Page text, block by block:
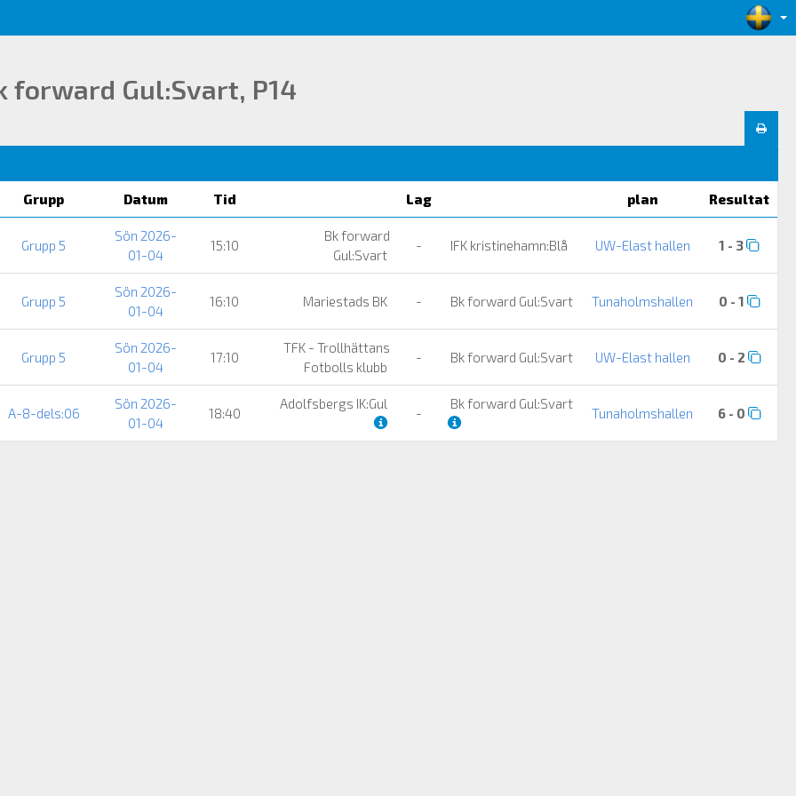
forward Gul:Svart, P14
Grupp Datum Tid Lag plan Resultat
Grupp 5
Sön 2026-
01-04
15:10
Bk forward
Gul:Svart
- IFK kristinehamn:Blå UW-Elast hallen 1 - 3
Grupp 5
Sön 2026-
01-04
16:10 Mariestads BK - Bk forward Gul:Svart Tunaholmshallen 0 - 1
Grupp 5
Sön 2026-
01-04
17:10
TFK - Trollhättans
Fotbolls klubb
- Bk forward Gul:Svart UW-Elast hallen 0 - 2
A-8-dels:06
Sön 2026-
01-04
18:40
Adolfsbergs IK:Gul
-
Bk forward Gul:Svart
Tunaholmshallen 6 - 0